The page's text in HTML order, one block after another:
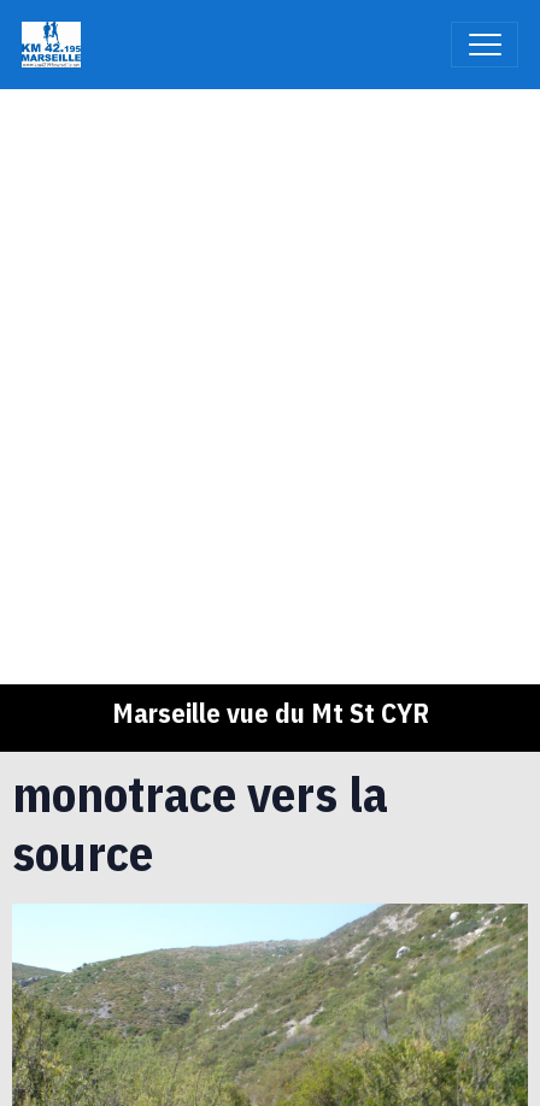
Marseille vue du Mt St CYR
monotrace vers la
source